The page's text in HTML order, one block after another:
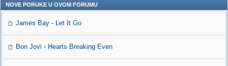
NOVE PORUKE U OVOM FORUMU
James Bay - Let It Go
Bon Jovi - Hearts Breaking Even